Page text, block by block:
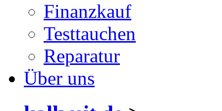
Finanzkauf
Testtauchen
Reparatur
Über uns